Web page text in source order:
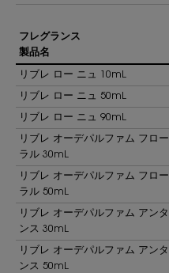
フレグランス
製品名
リブレ ロー ニュ 10mL
リブレ ロー ニュ 50mL
リブレ ロー ニュ 90mL
リブレ オーデパルファム フロー
ラル 30mL
リブレ オーデパルファム フロー
ラル 50mL
リブレ オーデパルファム アンタ
ンス 30mL
リブレ オーデパルファム アンタ
ンス 50mL